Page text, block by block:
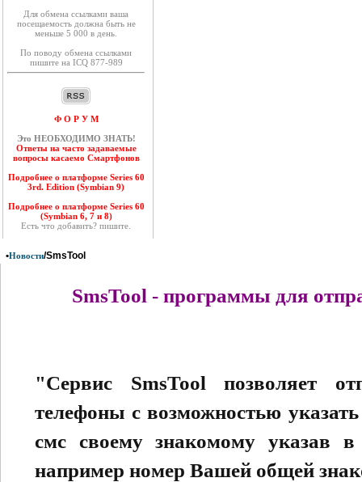
Для обмена ссылками ваша
посещаемость должна быть не
меньше 5 000 в день.
По поводу обмена ссылками
пишите на ICQ 877-989
Ф О Р У М
Это НЕОБХОДИМО ЗНАТЬ!
Ответы на часто задаваемые
вопросы касаемо Смартфонов
Подробнее о платформе Series 60
3rd. Edition (Symbian 9)
Подробнее о платформе Series 60
(Symbian 6, 7 и 8)
Есть что добавить? пишите.
•Новости/SmsTool
SmsTool - программы для
"Сервис SmsTool позволяет
телефоны с возможностью
смс своему знакомому указав
например номер Вашей общей